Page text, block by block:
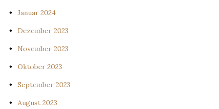
Januar 2024
Dezember 2023
November 2023
Oktober 2023
September 2023
August 2023